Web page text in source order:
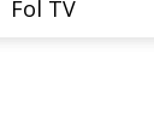
Fol TV